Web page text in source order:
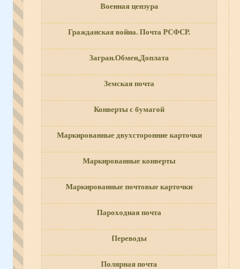
Военная цензура
Гражданская война. Почта РСФСР.
Загран.Обмен,Доплата
Земская почта
Конверты с бумагой
Маркированные двухсторонние карточки
Маркированные конверты
Маркированные почтовые карточки
Пароходная почта
Переводы
Полярная почта